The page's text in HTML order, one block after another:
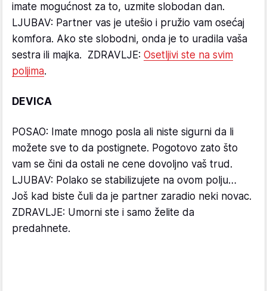
imate mogućnost za to, uzmite slobodan dan.
LJUBAV: Partner vas je utešio i pružio vam osećaj
komfora. Ako ste slobodni, onda je to uradila vaša
sestra ili majka. ZDRAVLJE: Osetljivi ste na svim
poljima.
DEVICA
POSAO: Imate mnogo posla ali niste sigurni da li
možete sve to da postignete. Pogotovo zato što
vam se čini da ostali ne cene dovoljno vaš trud.
LJUBAV: Polako se stabilizujete na ovom polju…
Još kad biste čuli da je partner zaradio neki novac.
ZDRAVLJE: Umorni ste i samo želite da
predahnete.